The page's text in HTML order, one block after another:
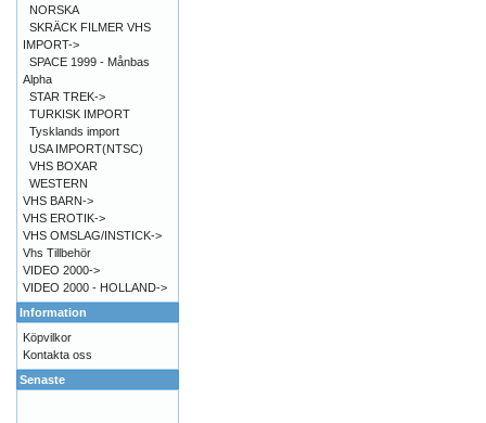
NORSKA
SKRÄCK FILMER VHS
IMPORT->
SPACE 1999 - Månbas
Alpha
STAR TREK->
TURKISK IMPORT
Tysklands import
USA IMPORT(NTSC)
VHS BOXAR
WESTERN
VHS BARN->
VHS EROTIK->
VHS OMSLAG/INSTICK->
Vhs Tillbehör
VIDEO 2000->
VIDEO 2000 - HOLLAND->
Information
Köpvilkor
Kontakta oss
Senaste